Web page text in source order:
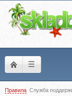
☰
Правила Служба